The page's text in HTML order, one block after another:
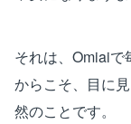
それは、Omiaiで
からこそ、目に
然のことです。